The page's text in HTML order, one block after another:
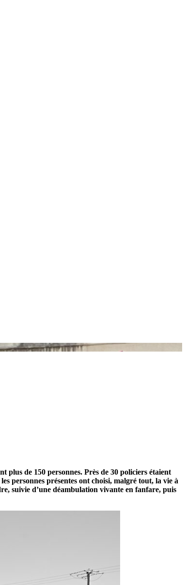
plus de 150 personnes. Près de 30 policiers étaient
personnes présentes ont choisi, malgré tout, la vie à
suivie d’une déambulation vivante en fanfare, puis